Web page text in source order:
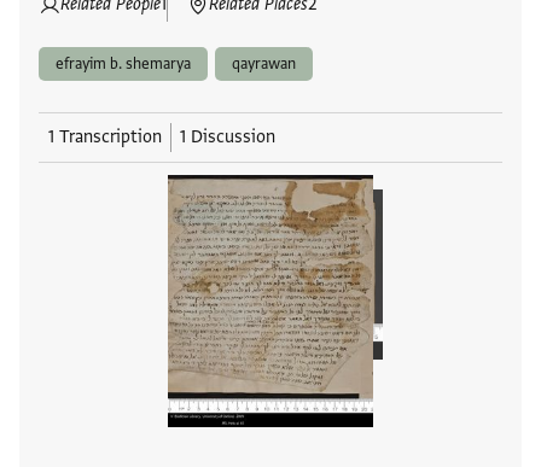
efrayim b. shemarya qayrawan
1 Transcription 1 Discussion